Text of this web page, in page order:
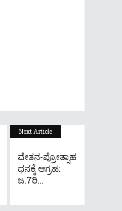
Next Article
ವೇತನ-ಪ್ರೋತ್ಸಾಹ
ಧನಕ್ಕೆ ಆಗ್ರಹ:
ಜ.7ರಿ...